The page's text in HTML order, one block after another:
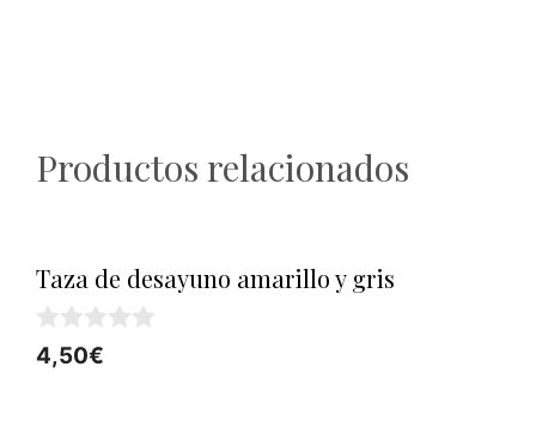
Productos relacionados
Taza de desayuno amarillo y gris
0
d
4,50€